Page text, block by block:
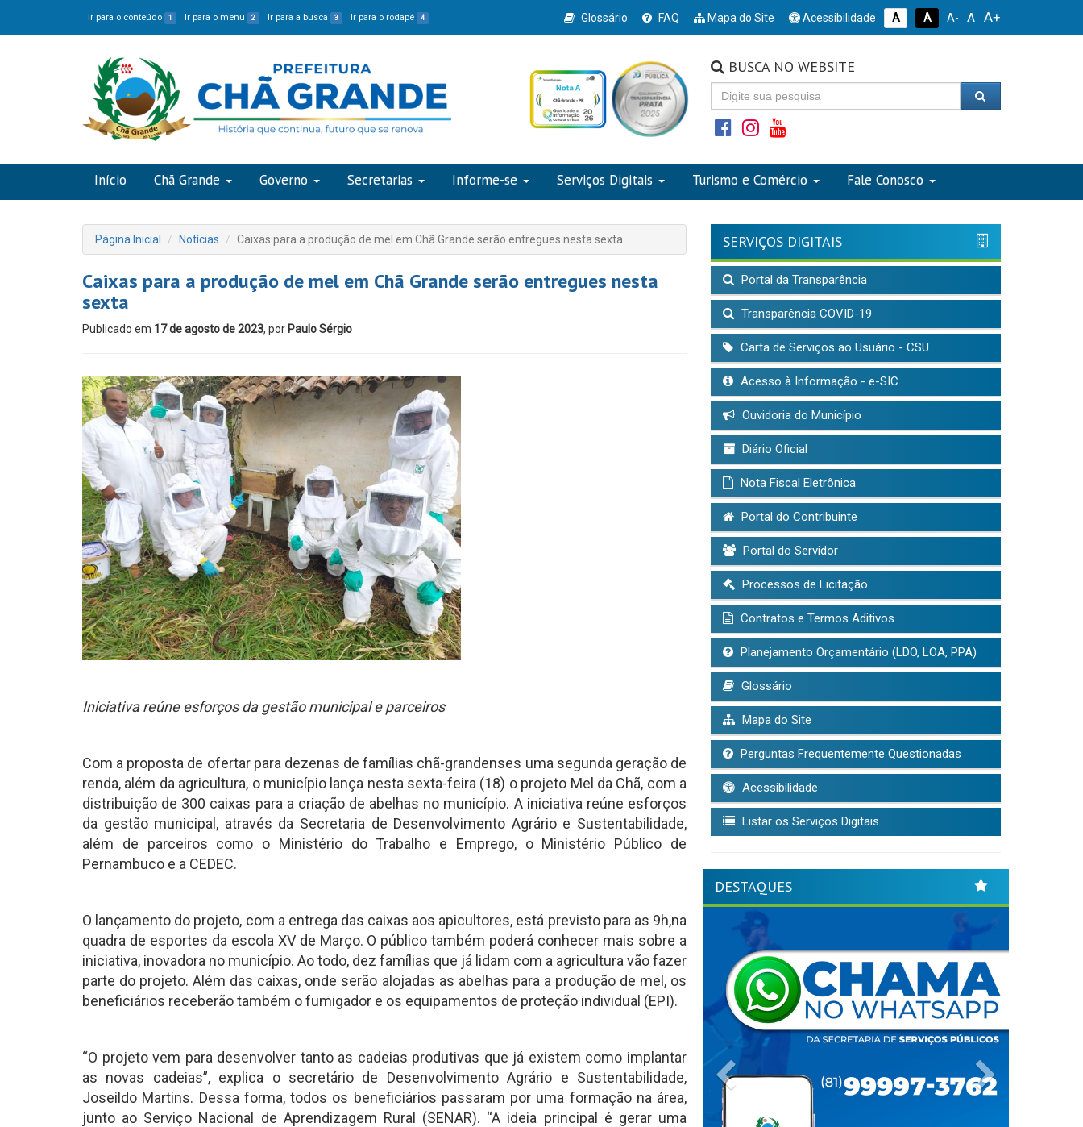
Ir para o conteúdo 1 Ir para o menu 2 Ir para a busca 3 Ir para o rodapé 4 Glossário FAQ Mapa do Site Acessibilidade A A A- A A+
BUSCA NO WEBSITE
Início Chã Grande Governo Secretarias Informe-se Serviços Digitais Turismo e Comércio Fale Conosco
Página Inicial Notícias Caixas para a produção de mel em Chã Grande serão entregues nesta sexta
Caixas para a produção de mel em Chã Grande serão entregues nesta
sexta
Publicado em 17 de agosto de 2023, por Paulo Sérgio
Iniciativa reúne esforços da gestão municipal e parceiros
Com a proposta de ofertar para dezenas de famílias chã-grandenses uma segunda geração de
renda, além da agricultura, o município lança nesta sexta-feira (18) o projeto Mel da Chã, com a
distribuição de 300 caixas para a criação de abelhas no município. A iniciativa reúne esforços
da gestão municipal, através da Secretaria de Desenvolvimento Agrário e Sustentabilidade,
além de parceiros como o Ministério do Trabalho e Emprego, o Ministério Público de
Pernambuco e a CEDEC.
O lançamento do projeto, com a entrega das caixas aos apicultores, está previsto para as 9h,na
quadra de esportes da escola XV de Março. O público também poderá conhecer mais sobre a
iniciativa, inovadora no município. Ao todo, dez famílias que já lidam com a agricultura vão fazer
parte do projeto. Além das caixas, onde serão alojadas as abelhas para a produção de mel, os
beneficiários receberão também o fumigador e os equipamentos de proteção individual (EPI).
“O projeto vem para desenvolver tanto as cadeias produtivas que já existem como implantar
as novas cadeias”, explica o secretário de Desenvolvimento Agrário e Sustentabilidade,
Joseildo Martins. Dessa forma, todos os beneficiários passaram por uma formação na área,
junto ao Serviço Nacional de Aprendizagem Rural (SENAR). “A ideia principal é gerar uma
SERVIÇOS DIGITAIS
Portal da Transparência
Transparência COVID-19
Carta de Serviços ao Usuário - CSU
Acesso à Informação - e-SIC
Ouvidoria do Município
Diário Oficial
Nota Fiscal Eletrônica
Portal do Contribuinte
Portal do Servidor
Processos de Licitação
Contratos e Termos Aditivos
Planejamento Orçamentário (LDO, LOA, PPA)
Glossário
Mapa do Site
Perguntas Frequentemente Questionadas
Acessibilidade
Listar os Serviços Digitais
DESTAQUES
Previous